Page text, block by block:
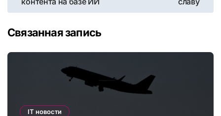
записям
Связанная запись
IT новости